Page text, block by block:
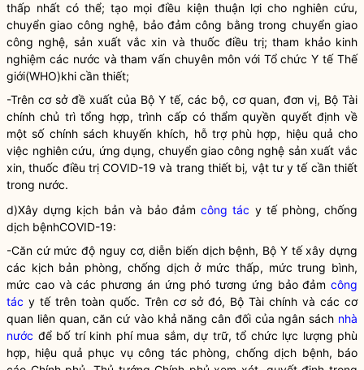
thấp nhất có thể; tạo mọi điều kiện thuận lợi cho nghiên cứu,
chuyển giao công nghệ, bảo đảm công bằng trong chuyển giao
công nghệ, sản xuất vắc xin và thuốc điều trị; tham khảo kinh
nghiệm các nước và tham vấn chuyên môn với Tổ chức Y tế Thế
giới(WHO)khi cần thiết;
-Trên cơ sở đề xuất của Bộ Y tế, các bộ, cơ quan, đơn vị, Bộ Tài
chính chủ trì tổng hợp, trình cấp có thẩm quyền quyết định về
một số chính sách khuyến khích, hỗ trợ phù hợp, hiệu quả cho
việc nghiên cứu, ứng dụng, chuyển giao công nghệ sản xuất vắc
xin, thuốc điều trị COVID-19 và trang thiết bị, vật tư y tế cần thiết
trong nước.
d)Xây dựng kịch bản và bảo đảmcông tác y tế phòng, chống
dịch bệnhCOVID-19:
-Căn cứ mức độ nguy cơ, diễn biến dịch bệnh, Bộ Y tế xây dựng
các kịch bản phòng, chống dịch ở mức thấp, mức trung bình,
mức cao và các phương án ứng phó tương ứng bảo đảm công
tác y tế trên toàn quốc. Trên cơ sở đó, Bộ Tài chính và các cơ
quan liên quan, căn cứ vào khả năng cân đối của ngân sách nhà
nước để bố trí kinh phí mua sắm, dự trữ, tổ chức lực lượng phù
hợp, hiệu quả phục vụcông tác phòng, chống dịch bệnh, báo